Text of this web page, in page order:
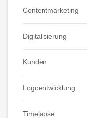
Contentmarketing
Digitalisierung
Kunden
Logoentwicklung
Timelapse